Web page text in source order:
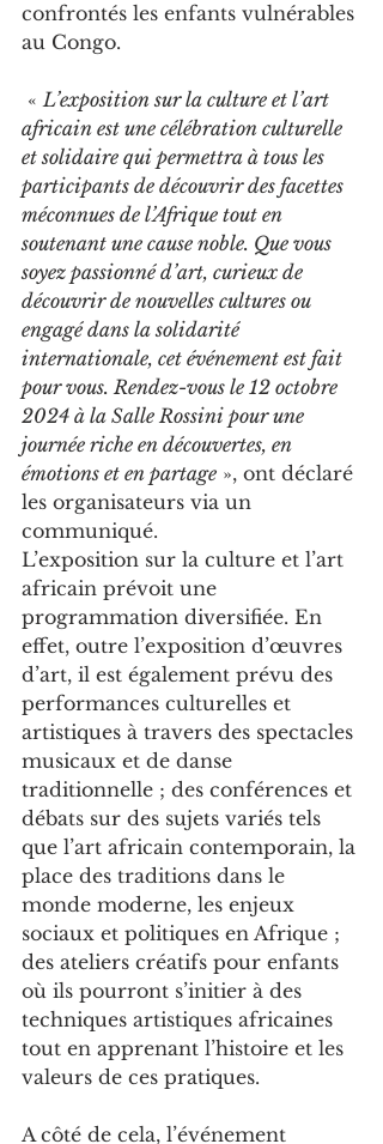
confrontés les enfants vulnérables
au Congo.
« L’exposition sur la culture et l’art
africain est une célébration culturelle
et solidaire qui permettra à tous les
participants de découvrir des facettes
méconnues de l’Afrique tout en
soutenant une cause noble. Que vous
soyez passionné d’art, curieux de
découvrir de nouvelles cultures ou
engagé dans la solidarité
internationale, cet événement est fait
pour vous. Rendez-vous le 12 octobre
2024 à la Salle Rossini pour une
journée riche en découvertes, en
émotions et en partage », ont déclaré
les organisateurs via un
communiqué.
L’exposition sur la culture et l’art
africain prévoit une
programmation diversifiée. En
effet, outre l’exposition d’œuvres
d’art, il est également prévu des
performances culturelles et
artistiques à travers des spectacles
musicaux et de danse
traditionnelle ; des conférences et
débats sur des sujets variés tels
que l’art africain contemporain, la
place des traditions dans le
monde moderne, les enjeux
sociaux et politiques en Afrique ;
des ateliers créatifs pour enfants
où ils pourront s’initier à des
techniques artistiques africaines
tout en apprenant l’histoire et les
valeurs de ces pratiques.
A côté de cela, l’événement